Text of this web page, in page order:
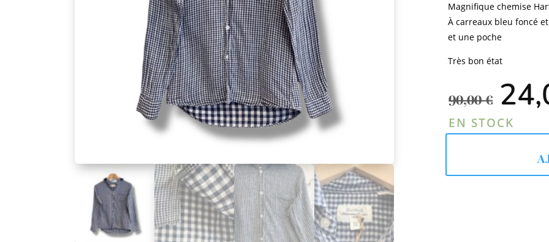
Magnifique chemise
À carreaux bleu foncé
et une poche
Très bon état
90,00€
Le
prix
EN STOCK